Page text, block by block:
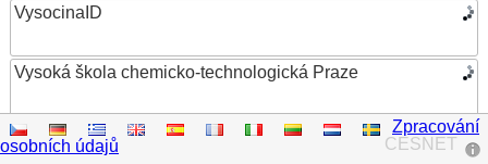
VysocinaID
Vysoká škola chemicko-technologická Praze
Vysoká škola ekonomická v Praze
CESNET
Zpracování
osobních údajů